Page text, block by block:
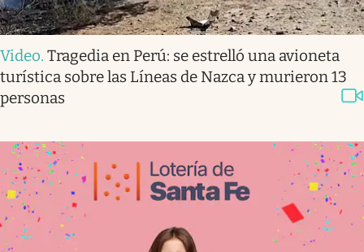
Video. Tragedia en Perú: se estrelló una avioneta
turística sobre las Líneas de Nazca y murieron 13
personas